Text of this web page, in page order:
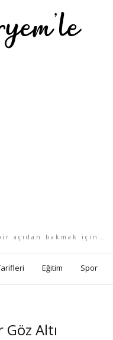
açıdan bakmak için…
Eğitim Spor
Altı